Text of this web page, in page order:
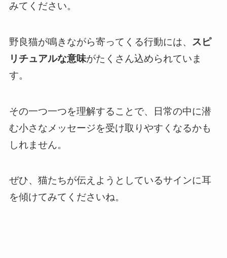
みてください。
野良猫が鳴きながら寄ってくる行動には、 スピ
リチュアルな意味がたくさん込められていま
す。
その一つ一つを理解することで、日常の中に潜
む小さなメッセージを受け取りやすくなるかも
しれません。
ぜひ、猫たちが伝えようとしているサインに耳
を傾けてみてくださいね。